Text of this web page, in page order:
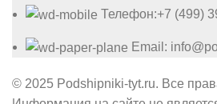
Телефон:+7 (499)
Email:
© 2025 Podshipniki-tyt.ru. Все